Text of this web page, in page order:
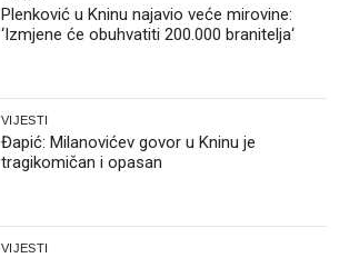
Plenković u Kninu najavio veće mirovine:
‘Izmjene će obuhvatiti 200.000 branitelja‘
VIJESTI
Đapić: Milanovićev govor u Kninu je
tragikomičan i opasan
VIJESTI